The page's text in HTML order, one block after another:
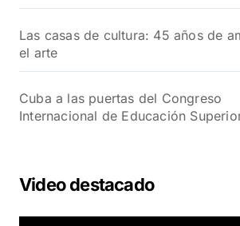
Las casas de cultura: 45 años de
el arte
Cuba a las puertas del Congreso
Internacional de Educación
Video destacado